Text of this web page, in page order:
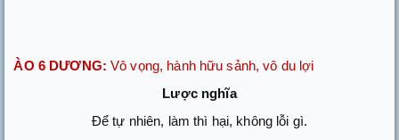
ÀO 6 DƯƠNG:Vô vọng, hành hữu sảnh, vô du lợi
Lược nghĩa
Để tự nhiên, làm thì hại, không lỗi gì.